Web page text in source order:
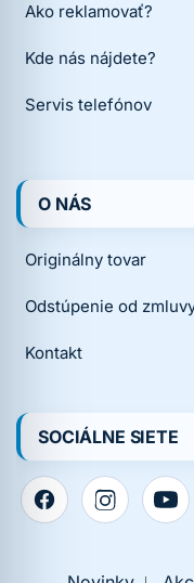
Ako reklamovať?
Kde nás nájdete?
Servis telefónov
O NÁS
Originálny tovar
Odstúpenie od
Kontakt
SOCIÁLNE SIETE